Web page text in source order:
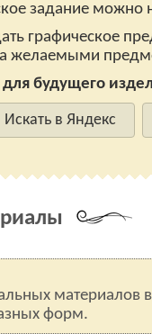
задание можно
графическое
желаемыми
будущего
Искать в Яндекс
материалов
форм.